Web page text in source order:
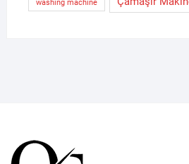
washing machine